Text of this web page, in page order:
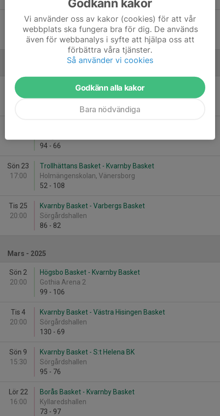
Fre 31
20:00
Norrby Basket - Kvarnby Basket
Almåshallen, Borås
67-96
Sön 2
15:30
Kvarnby Basket - Lerum Basket
94 - 66
Sön 23
17:00
Trollhättans Basket - Kvarnby Basket
Holmängenskolan, Vänersborg
52 - 108
Tis 25
20:00
Kvarnby Basket - Varbergs Basket
Sörgårdshallen
86 - 82
Mars - 2025
Sön 2
20:00
Högsbo Basket - Kvarnby Basket
Gothia Arena 2
99 - 106
Tis 4
20:00
Kvarnby Basket - Västra Hisingen Basket
Sörgårdshallen
130 - 69
Sön 9
15:30
Kvarnby Basket - S:t Helena BK
Sörgårdshallen
95 - 76
Lör 22
16:00
Borås Basket - Kvarnby Basket
Kyllaredshallen
73 - 97
Godkänn kakor
Vi använder oss av kakor (cookies) för att vår
webbplats ska fungera bra för dig. De används
även för webbanalys i syfte att hjälpa oss att
förbättra våra tjänster.
Så använder vi cookies
Godkänn alla kakor
Bara nödvändiga